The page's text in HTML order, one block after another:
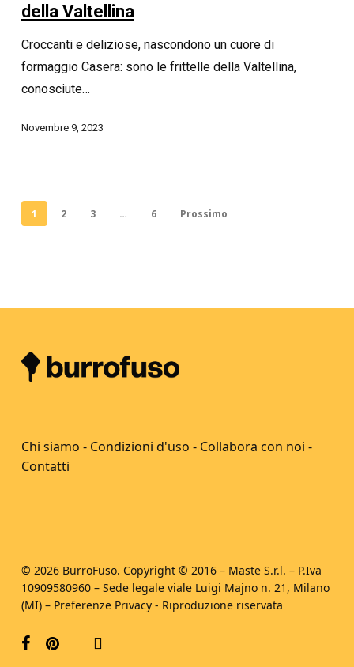
della Valtellina
Croccanti e deliziose, nascondono un cuore di
formaggio Casera: sono le frittelle della Valtellina,
conosciute…
Novembre 9, 2023
1 2 3 … 6 Prossimo
Chi siamo - Condizioni d'uso - Collabora con noi -
Contatti
© 2026 BurroFuso. Copyright © 2016 – Maste S.r.l. – P.Iva
10909580960 – Sede legale viale Luigi Majno n. 21, Milano
(MI) – Preferenze Privacy- Riproduzione riservata
facebookpinterestyoutube
instagram